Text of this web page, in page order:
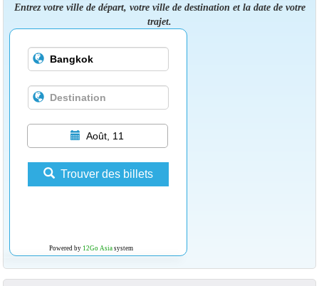
Entrez votre ville de départ, votre ville de destination et la date de votre
trajet.
Août, 11
Trouver des billets
Powered by 12Go Asiasystem